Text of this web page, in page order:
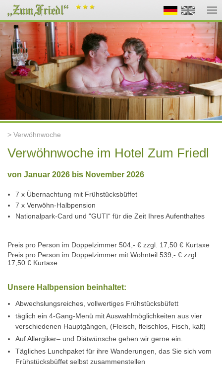
> Verwöhnwoche
Verwöhnwoche im Hotel Zum Friedl
von Januar 2026 bis November 2026
7 x Übernachtung mit Frühstücksbüffet
7 x Verwöhn-Halbpension
Nationalpark-Card und "GUTI“ für die Zeit Ihres Aufenthaltes
Preis pro Person im Doppelzimmer 504,- € zzgl. 17,50 € Kurtaxe
Preis pro Person im Doppelzimmer mit Wohnteil 539,- € zzgl.
17,50 € Kurtaxe
Unsere Halbpension beinhaltet:
Abwechslungsreiches, vollwertiges Frühstücksbüfett
täglich ein 4-Gang-Menü mit Auswahlmöglichkeiten aus vier
verschiedenen Hauptgängen, (Fleisch, fleischlos, Fisch, kalt)
Auf Allergiker– und Diätwünsche gehen wir gerne ein.
Tägliches Lunchpaket für ihre Wanderungen, das Sie sich vom
Frühstücksbüffet selbst zusammenstellen